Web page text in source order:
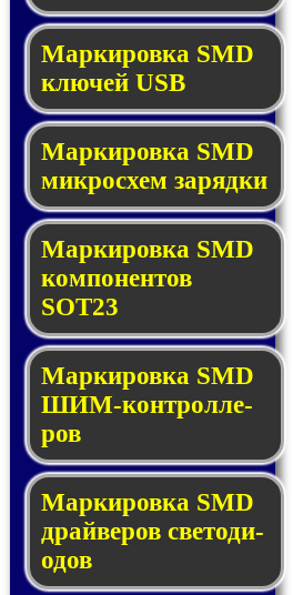
Маркировка SMD
клю­чей USB
Маркировка SMD
мик­рос­хем за­ряд­ки
Маркировка SMD
ком­по­нен­тов
SOT23
Маркировка SMD
ШИМ-кон­трол­ле­
ров
Маркировка SMD
драй­ве­ров све­то­ди­
о­дов